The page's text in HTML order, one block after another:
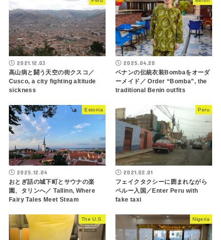
2021.12.03
高山病と闘う天空の街クスコ／
Cusco, a city fighting altitude
sickness
2025.04.20
ベナンの伝統衣装Bombaをオーダ
ーメイド／ Order “Bomba”, the
traditional Benin outfits
Estonia
2025.12.04
おとぎ話の城下町とサウナの楽
園、タリンへ／ Tallinn, Where
Fairy Tales Meet Steam
Peru
2021.02.01
フェイクタクシーに囲まれながら
ペルー入国／Enter Peru with
fake taxi
The U.S. Nigeria